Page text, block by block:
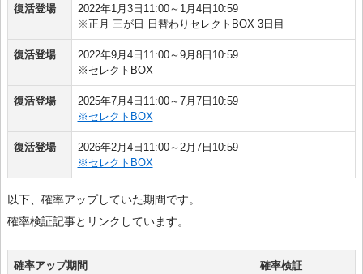
復活登場
2022年1月3日11:00～1月4日10:59
※正月 三が日 日替わりセレクトBOX 3日目
復活登場
2022年9月4日11:00～9月8日10:59
※セレクトBOX
復活登場
2025年7月4日11:00～7月7日10:59
※セレクトBOX
復活登場
2026年2月4日11:00～2月7日10:59
※セレクトBOX
以下、確率アップしていた期間です。
確率検証記事とリンクしています。
確率アップ期間 確率検証